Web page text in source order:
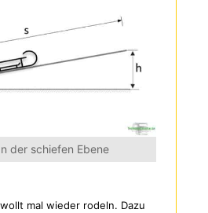
der schiefen Ebene
mal wieder rodeln. Dazu